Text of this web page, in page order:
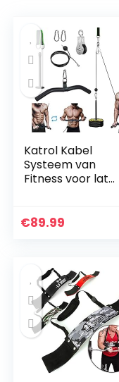
Katrol Kabel
Systeem van
Fitness voor lat
Handvatten en
€89.99